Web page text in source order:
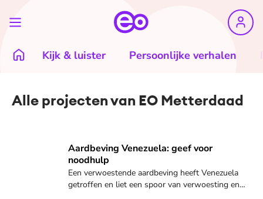
Kijk & luister Persoonlijke verhalen
Alle projecten van EO Metterdaad
Aardbeving Venezuela: geef voor
noodhulp
Een verwoestende aardbeving heeft Venezuela
getroffen en liet een spoor van verwoesting en
Ontdek hoe jij kunt helpen!